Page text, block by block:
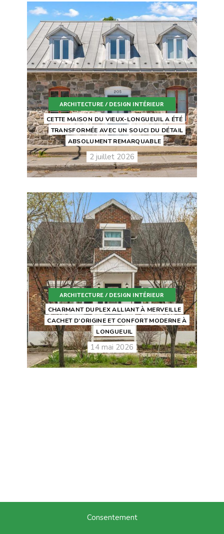
ARCHITECTURE / DESIGN INTÉRIEUR
CETTE MAISON DU VIEUX-LONGUEUIL A ÉTÉ
TRANSFORMÉE AVEC UN SOUCI DU DÉTAIL
ABSOLUMENT REMARQUABLE
2 juillet 2026
ARCHITECTURE / DESIGN INTÉRIEUR
CHARMANT DUPLEX ALLIANT À MERVEILLE
CACHET D’ORIGINE ET CONFORT MODERNE À
LONGUEUIL
14 mai 2026
Consentement